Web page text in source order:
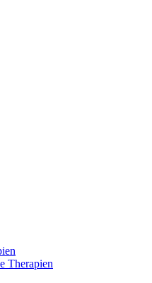
Therapien